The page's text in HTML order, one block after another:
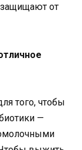
от
того, чтобы
—